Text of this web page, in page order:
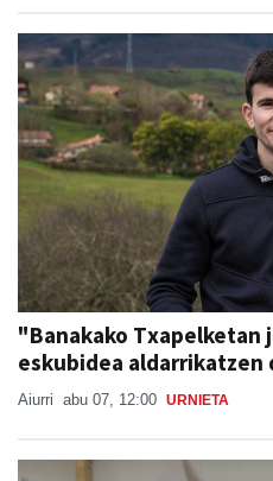
"Banakako Txapelketan
eskubidea aldarrikatzen
Aiurri abu 07, 12:00 URNIETA